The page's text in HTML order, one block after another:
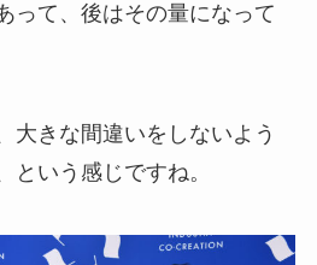
って、後はその量になって
大きな間違いをしないよう
という感じですね。